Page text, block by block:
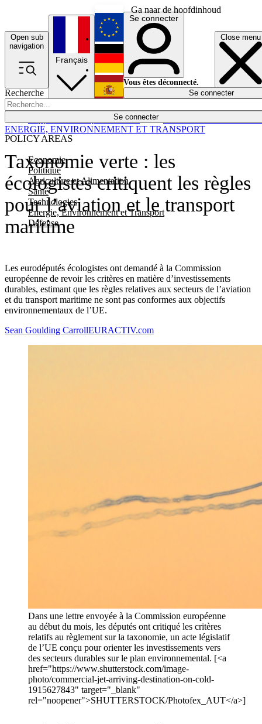
Ga naar de hoofdinhoud
Open sub
navigation
Close menu
Recherche
Se connecter
POLICY AREAS
Economie
Politique
Agriculture et Alimentation
Santé
Technologies
Energie, Environnement et Transport
Défense
Économie
Français
English
Deutsch
Español
Se connecter
Vous êtes déconnecté.
Se connecter
Taxonomie verte : les
écologistes critiquent les règles
pour l’aviation et le transport
maritime
Les eurodéputés écologistes ont demandé à la Commission
européenne de revoir les critères en matière d’investissements
durables, estimant que les règles relatives aux secteurs de l’aviation
et du transport maritime ne sont pas conformes aux objectifs
environnementaux de l’UE.
ENERGIE, ENVIRONNEMENT ET TRANSPORT
Sean Goulding CarrollEURACTIV.com
Dans une lettre envoyée à la Commission européenne
au début du mois, les députés ont critiqué les critères
relatifs au règlement sur la taxonomie, un acte législatif
de l’UE conçu pour orienter les investissements vers
des secteurs durables sur le plan environnemental. [<a
href="https://www.shutterstock.com/image-
photo/commercial-jet-arriving-destination-on-cold-
1915627843" target="_blank"
rel="noopener">SHUTTERSTOCK/Photofex_AUT</a>]